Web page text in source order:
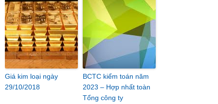
Giá kim loại ngày
29/10/2018
BCTC kiểm toán năm
2023 – Hợp nhất toàn
Tổng công ty